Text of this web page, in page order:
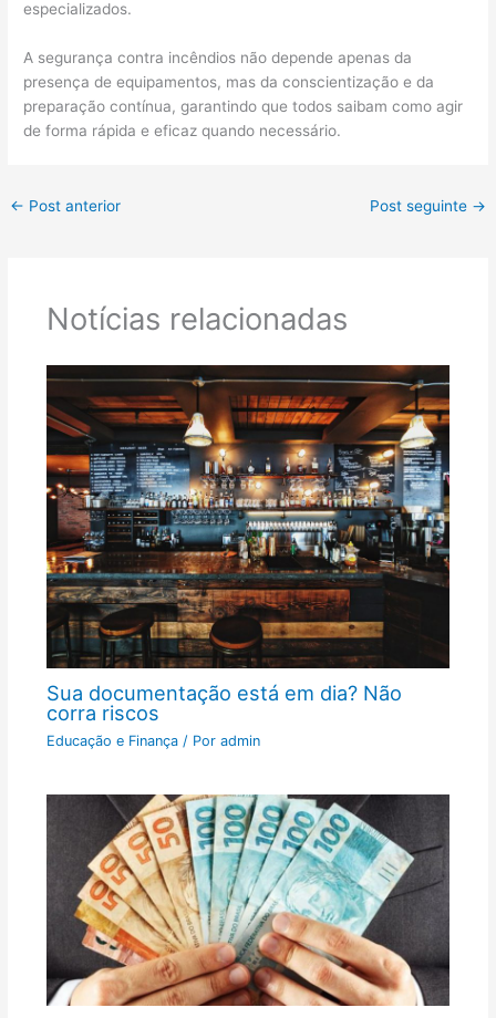
especializados.
A segurança contra incêndios não depende apenas da
presença de equipamentos, mas da conscientização e da
preparação contínua, garantindo que todos saibam como agir
de forma rápida e eficaz quando necessário.
← Post anterior Post seguinte →
Notícias relacionadas
Sua documentação está em dia? Não
corra riscos
Educação e Finança/ Por admin